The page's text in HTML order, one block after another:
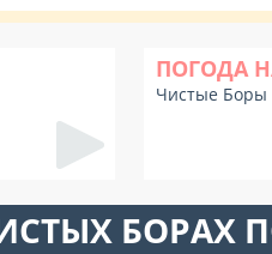
ПОГОДА
Чистые Боры
БОРАХ